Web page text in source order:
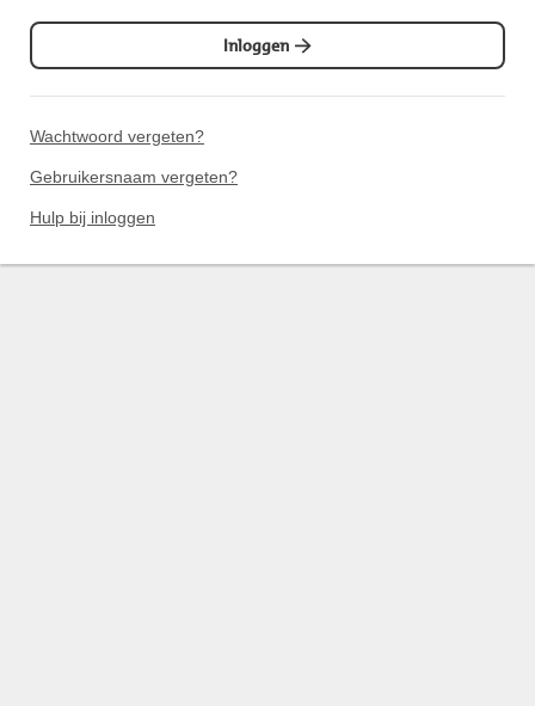
Inloggen
Wachtwoord vergeten?
Gebruikersnaam vergeten?
Hulp bij inloggen